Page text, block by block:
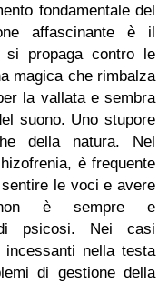
fondamentale del
affascinante è il
si propaga contro le
magica che rimbalza
la vallata e sembra
suono. Uno stupore
della natura. Nel
è frequente
le voci e avere
non è sempre e
psicosi. Nei casi
nella testa
di gestione della